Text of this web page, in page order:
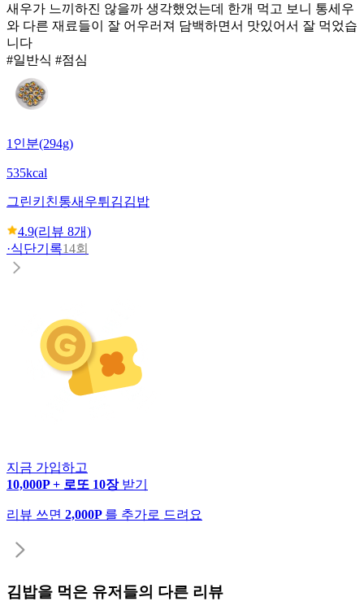
새우가 느끼하진 않을까 생각했었는데 한개 먹고 보니 통세우
와 다른 재료들이 잘 어우러져 담백하면서 맛있어서 잘 먹었습
니다
#일반식 #점심
1인분(294g)
535kcal
그린키친통새우튀김김밥
4.9(리뷰 8개)
·식단기록14회
지금 가입하고
10,000P + 로또 10장 받기
리뷰 쓰면 2,000P 를 추가로 드려요
김밥을 먹은 유저들의 다른 리뷰